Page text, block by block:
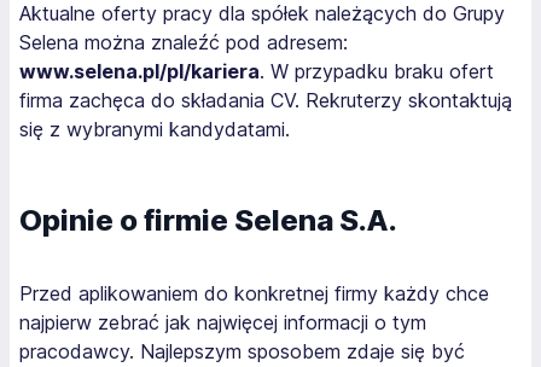
Aktualne oferty pracy dla spółek należących do Grupy
Selena można znaleźć pod adresem:
www.selena.pl/pl/kariera. W przypadku braku ofert
firma zachęca do składania CV. Rekruterzy skontaktują
się z wybranymi kandydatami.
Opinie o firmie Selena S.A.
Przed aplikowaniem do konkretnej firmy każdy chce
najpierw zebrać jak najwięcej informacji o tym
pracodawcy. Najlepszym sposobem zdaje się być